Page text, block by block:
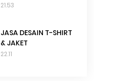
21.53
JASA DESAIN T-SHIRT
& JAKET
22.11